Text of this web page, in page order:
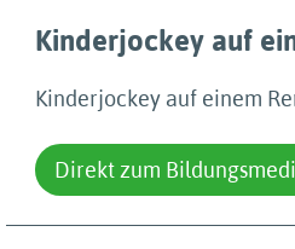
Kinderjockey auf
Kinderjockey auf einem
Direkt zum